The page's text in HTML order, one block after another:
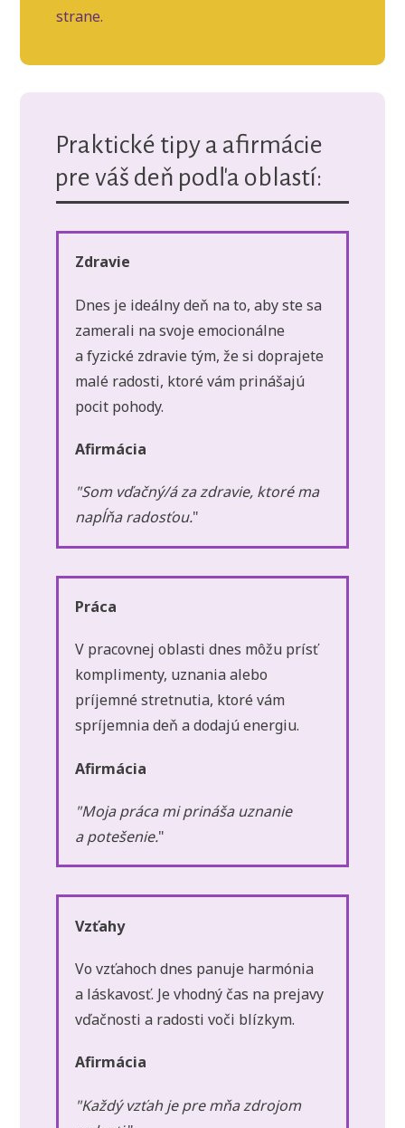
strane.
Praktické tipy a afirmácie
pre váš deň podľa oblastí:
Zdravie
Dnes je ideálny deň na to, aby ste sa
zamerali na svoje emocionálne
a fyzické zdravie tým, že si doprajete
malé radosti, ktoré vám prinášajú
pocit pohody.
Afirmácia
"Som vďačný/á za zdravie, ktoré ma
napĺňa radosťou."
Práca
V pracovnej oblasti dnes môžu prísť
komplimenty, uznania alebo
príjemné stretnutia, ktoré vám
spríjemnia deň a dodajú energiu.
Afirmácia
"Moja práca mi prináša uznanie
a potešenie."
Vzťahy
Vo vzťahoch dnes panuje harmónia
a láskavosť. Je vhodný čas na prejavy
vďačnosti a radosti voči blízkym.
Afirmácia
"Každý vzťah je pre mňa zdrojom